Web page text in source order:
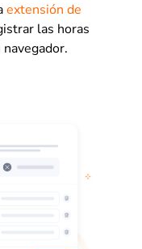
extensión de
las horas